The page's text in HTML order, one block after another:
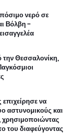
νερό σε
Βόλβη -
την Θεσσαλονίκη,
να
αστυνομικούς και
χρησιμοποιώντας
του διαφεύγοντας